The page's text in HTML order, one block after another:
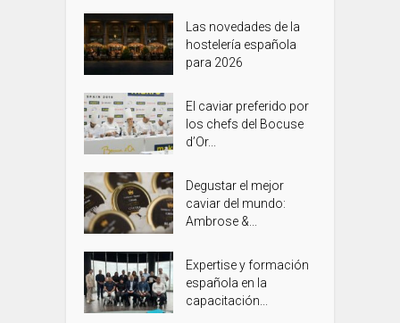
Las novedades de la
hostelería española
para 2026
El caviar preferido por
los chefs del Bocuse
d’Or...
Degustar el mejor
caviar del mundo:
Ambrose &...
Expertise y formación
española en la
capacitación...